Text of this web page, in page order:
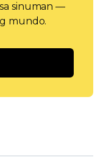
sinuman —
mundo.